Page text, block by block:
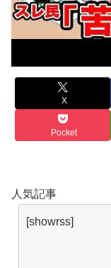
X
Pocket
人気記事
[showrss]